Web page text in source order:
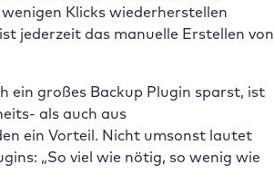
Klicks wiederherstellen
jederzeit das manuelle Erstellen von
ein großes Backup Plugin sparst, ist
als auch aus
ein Vorteil. Nicht umsonst lautet
„So viel wie nötig, so wenig wie